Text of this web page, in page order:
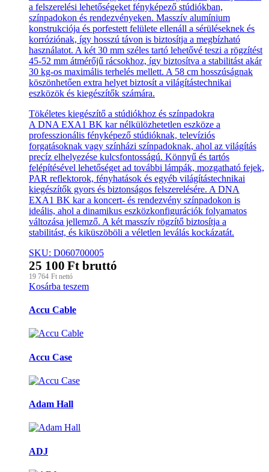
a felszerelési lehetőségeket fényképező stúdiókban,
színpadokon és rendezvényeken. Masszív alumínium
konstrukciója és porfestett felülete ellenáll a sérüléseknek és
korróziónak, így hosszú távon is biztosítja a megbízható
használatot. A két 30 mm széles tartó lehetővé teszi a rögzítést
45-52 mm átmérőjű rácsokhoz, így biztosítva a stabilitást akár
30 kg-os maximális terhelés mellett. A 58 cm hosszúságnak
köszönhetően extra helyet biztosít a világítástechnikai
eszközök és kiegészítők számára.
Tökéletes kiegészítő a stúdiókhoz és színpadokra
A DNA EXA1 BK kar nélkülözhetetlen eszköze a
professzionális fényképező stúdióknak, televíziós
forgatásoknak vagy színházi színpadoknak, ahol az világítás
precíz elhelyezése kulcsfontosságú. Könnyű és tartós
felépítésével lehetőséget ad további lámpák, mozgatható fejek,
PAR reflektorok, fényhatások és egyéb világítástechnikai
kiegészítők gyors és biztonságos felszerelésére. A DNA
EXA1 BK kar a koncert- és rendezvény színpadokon is
ideális, ahol a dinamikus eszközkonfigurációk folyamatos
változása jellemző. A két masszív rögzítő biztosítja a
stabilitást, és kiküszöböli a véletlen leválás kockázatát.
SKU: D060700005
25 100 Ft bruttó
19 764 Ft nettó
Kosárba teszem
Márkák
karusszel
Accu Cable
Accu Case
Adam Hall
ADJ